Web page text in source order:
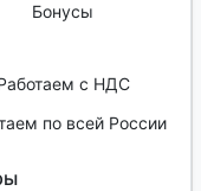
Бонусы
с НДС
по всей России